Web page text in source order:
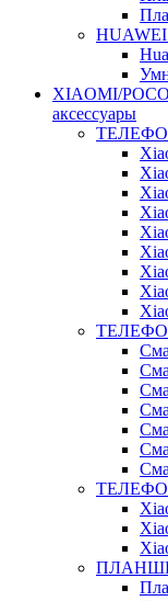
XIAOMI/
аксессуары